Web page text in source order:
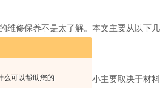
么可以帮助您的
修保养不是太了解。本文主要从以下几
的特性，而光泽的大小主要取决于材